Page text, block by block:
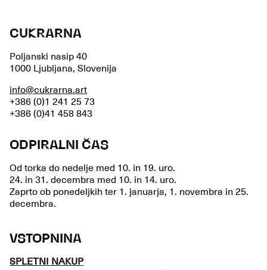
CUKRARNA
Poljanski nasip 40
1000 Ljubljana, Slovenija
info@cukrarna.art
+386 (0)1 241 25 73
+386 (0)41 458 843
ODPIRALNI ČAS
Od torka do nedelje med 10. in 19. uro.
24. in 31. decembra med 10. in 14. uro.
Zaprto ob ponedeljkih ter 1. januarja, 1. novembra in 25.
decembra.
VSTOPNINA
SPLETNI NAKUP